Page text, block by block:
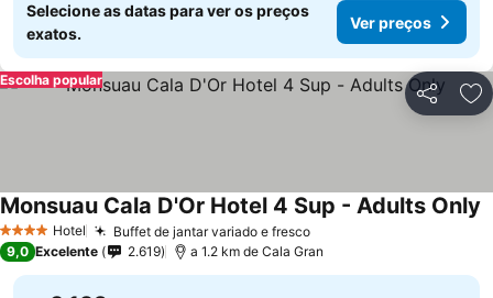
Selecione as datas para ver os preços
exatos.
Ver preços
Partilhar
Escolha popular
4 EstrelasHotel Buffet de jantar variado e frescoVer preços
Monsuau Cala D'Or Hotel 4 Sup - Adults Only
9,0 Excelente 2.619 a 1.2 km de Cala Gran